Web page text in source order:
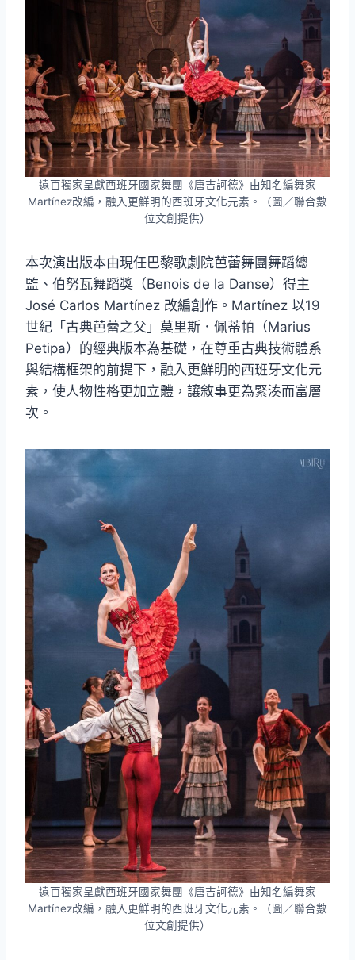
遠百獨家呈獻西班牙國家舞團《唐吉訶德》由知名編舞家
Martínez改編，融入更鮮明的西班牙文化元素。（圖／聯合數
位文創提供）
本次演出版本由現任巴黎歌劇院芭蕾舞團舞蹈總
監、伯努瓦舞蹈獎（Benois de la Danse）得主
José Carlos Martínez 改編創作。Martínez 以19
世紀「古典芭蕾之父」莫里斯．佩蒂帕（Marius
Petipa）的經典版本為基礎，在尊重古典技術體系
與結構框架的前提下，融入更鮮明的西班牙文化元
素，使人物性格更加立體，讓敘事更為緊湊而富層
次。
遠百獨家呈獻西班牙國家舞團《唐吉訶德》由知名編舞家
Martínez改編，融入更鮮明的西班牙文化元素。（圖／聯合數
位文創提供）